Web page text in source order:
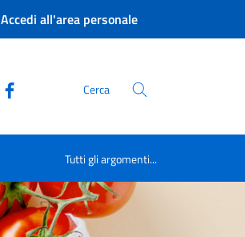
Accedi all'area personale
Cerca
Tutti gli argomenti...